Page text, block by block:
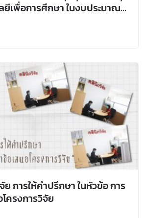
เพื่อการศึกษา ในงบประมาณ
การให้คำปรึกษา ในหัวข้อ การ
ครงการวิจัย